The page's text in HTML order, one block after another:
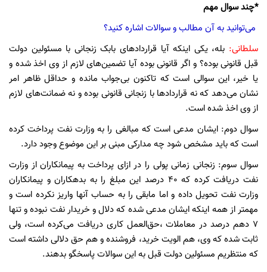
*چند سوال مهم
می‌توانید به آن مطالب و سوالات اشاره کنید؟
سلطانی: بله، یکی اینکه آیا قراردادهای بابک زنجانی با مسئولین دولت
قبل قانونی بوده؟ و اگر قانونی بوده آیا تضمین‌های لازم از وی اخذ شده و
یا خیر، این سوالی است که تاکنون بی‌جواب مانده و حداقل ظاهر امر
نشان می‌دهد که نه قراردادها با زنجانی قانونی بوده و نه ضمانت‌های لازم
از وی اخذ شده است.
سوال دوم: ایشان مدعی است که مبالغی را به وزارت نفت پرداخت کرده
است که باید مشخص شود چه مدارکی مبنی بر این موضوع وجود دارد.
سوال سوم: زنجانی زمانی پولی را در ازای پرداخت به پیمانکاران از وزارت
نفت دریافت کرده که 40 درصد این مبلغ را به بدهکاران و پیمانکاران
وزارت نفت تحویل داده و اما مابقی را به حساب آنها واریز نکرده است و
مهمتر از همه اینکه ایشان مدعی شده که دلال و خریدار نفت نبوده و تنها
7 دهم درصد در معاملات ،حق‌العمل کاری دریافت می‌کرده است، ولی
ثابت شده که وی، هم الویت خرید، فروشنده و هم حق دلالی داشته است
که منتظریم مسئولین دولت قبل به این سوالات پاسخگو بدهند.